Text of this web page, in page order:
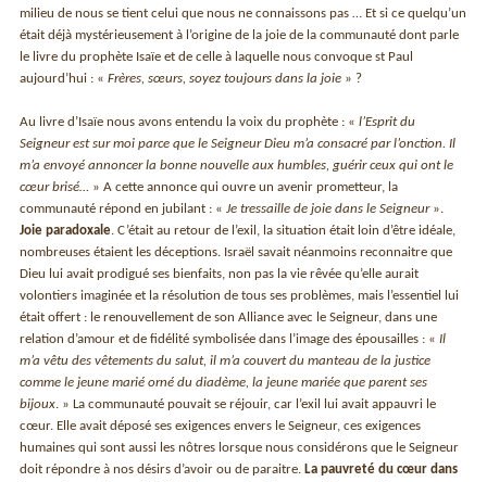
milieu de nous se tient celui que nous ne connaissons pas … Et si ce quelqu’un
était déjà mystérieusement à l’origine de la joie de la communauté dont parle
le livre du prophète Isaïe et de celle à laquelle nous convoque st Paul
aujourd’hui : «Frères, sœurs, soyez toujours dans la joie » ?
Au livre d’Isaïe nous avons entendu la voix du prophète : «l’Esprit du
Seigneur est sur moi parce que le Seigneur Dieu m’a consacré par l’onction. Il
m’a envoyé annoncer la bonne nouvelle aux humbles, guérir ceux qui ont le
cœur brisé…
» A cette annonce qui ouvre un avenir prometteur, la
communauté répond en jubilant : « Je tressaille de joie dans le Seigneur».
Joie paradoxale . C’était au retour de l’exil, la situation était loin d’être idéale,
nombreuses étaient les déceptions. Israël savait néanmoins reconnaitre que
Dieu lui avait prodigué ses bienfaits, non pas la vie rêvée qu’elle aurait
volontiers imaginée et la résolution de tous ses problèmes, mais l’essentiel lui
était offert : le renouvellement de son Alliance avec le Seigneur, dans une
relation d’amour et de fidélité symbolisée dans l’image des épousailles : « Il
m’a vêtu des vêtements du salut, il m’a couvert du manteau de la justice
comme le jeune marié orné du diadème, la jeune mariée que parent ses
bijoux . » La communauté pouvait se réjouir, car l’exil lui avait appauvri le
cœur. Elle avait déposé ses exigences envers le Seigneur, ces exigences
humaines qui sont aussi les nôtres lorsque nous considérons que le Seigneur
doit répondre à nos désirs d’avoir ou de paraitre.
La pauvreté du cœur dans